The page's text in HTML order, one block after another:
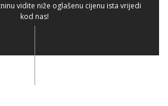
vidite niže oglašenu cijenu ista vrijedi
kod nas!